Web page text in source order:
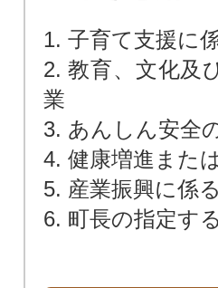
1. 子育て支援に
2. 教育、文化及
業
3. あんしん安全
4. 健康増進また
5. 産業振興に係
6. 町長の指定す